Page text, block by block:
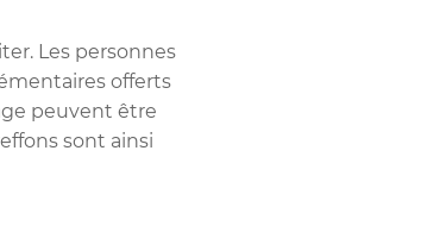
Les personnes
offerts
peuvent être
sont ainsi